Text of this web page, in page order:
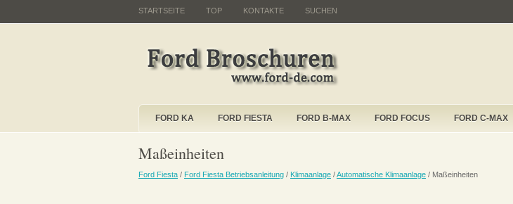
STARTSEITE TOP KONTAKTE SUCHEN
FORD KA FORD FIESTA FORD B-MAX FORD FOCUS FORD C-MAX
Maßeinheiten
Ford Fiesta / Ford Fiesta Betriebsanleitung / Klimaanlage /Automatische Klimaanlage / Maßeinheiten